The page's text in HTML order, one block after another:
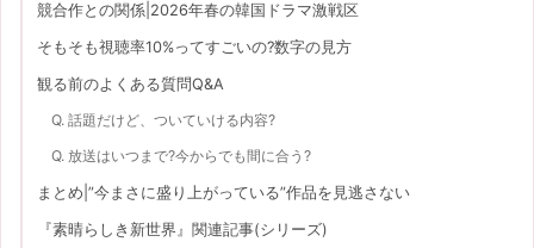
競合作との関係|2026年春の韓国ドラマ激戦区
そもそも視聴率10%ってすごいの?数字の見方
観る前のよくある質問Q&A
Q. 話題だけど、ついていける内容?
Q. 放送はいつまで?今からでも間に合う?
まとめ|”今まさに盛り上がっている”作品を見逃さない
『素晴らしき新世界』関連記事(シリーズ)